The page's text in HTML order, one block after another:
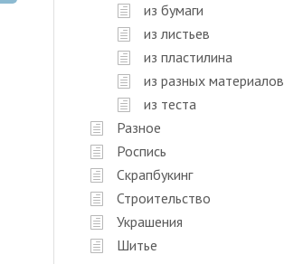
из бумаги
из листьев
из пластилина
из разных материалов
из теста
Разное
Роспись
Скрапбукинг
Строительство
Украшения
Шитье